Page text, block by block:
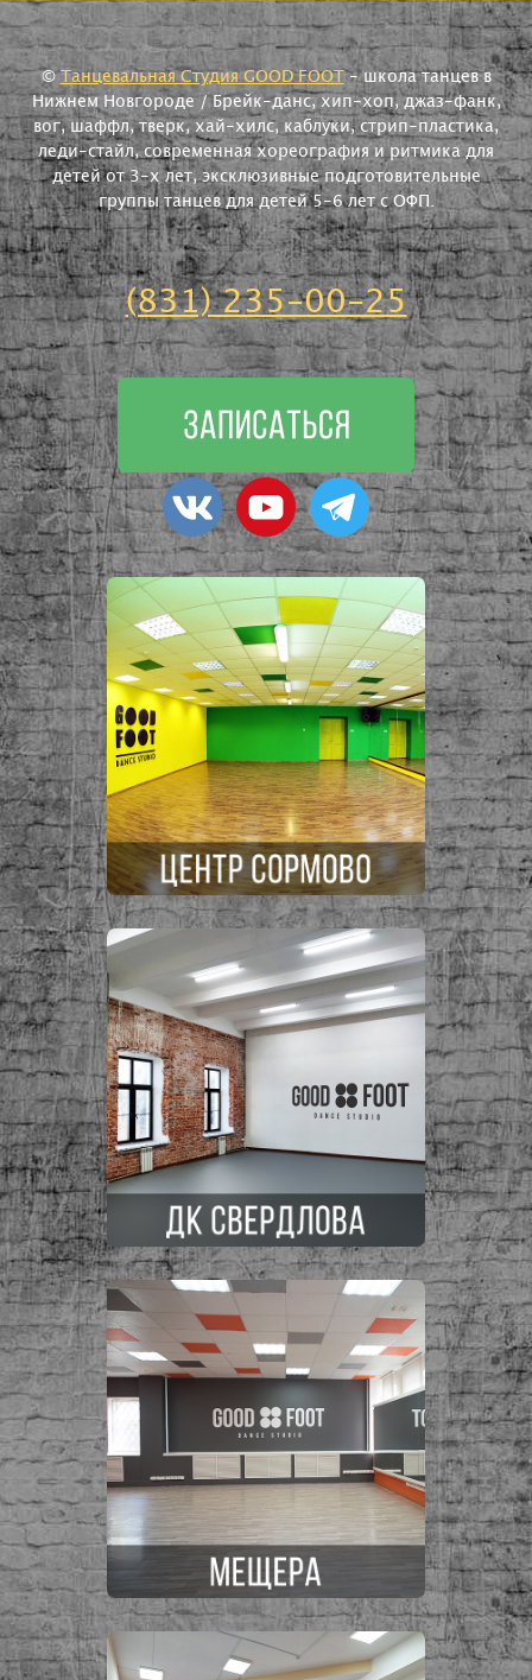
©Танцевальная Студия GOOD FOOT - школа танцев в
Нижнем Новгороде / Брейк-данс, хип-хоп, джаз-фанк,
вог, шаффл, тверк, хай-хилс, каблуки, стрип-пластика,
леди-стайл, современная хореография и ритмика для
детей от 3-х лет, эксклюзивные подготовительные
группы танцев для детей 5-6 лет с ОФП.
(831) 235-00-25